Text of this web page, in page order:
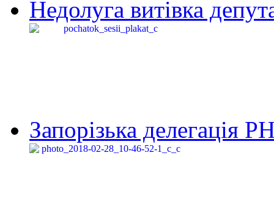
Недолуга витівка
Запорізька делегація